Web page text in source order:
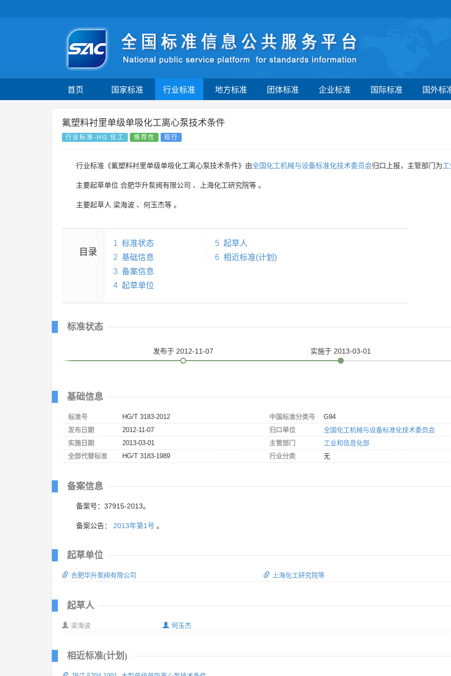
首页 国家标准 行业标准 地方标准 团体标准 企业标准 国际标准 国外标
氟塑料衬里单级单吸化工离心泵技术条件
行业标准-HG 化工 推荐性 现行
行业标准《氟塑料衬里单级单吸化工离心泵技术条件》由全国化工机械与设备标准化技术委员会归口上报，主管部门为
主要起草单位 合肥华升泵阀有限公司 、 上海化工研究院等 。
主要起草人 梁海波 、 何玉杰等 。
目录
1 标准状态
2 基础信息
3 备案信息
4 起草单位
5 起草人
6 相近标准(计划)
标准状态
发布于 2012-11-07 实施于 2013-03-01
基础信息
标准号
HG/T 3183-2012
发布日期
2012-11-07
实施日期
2013-03-01
全部代替标准
HG/T 3183-1989
中国标准分类号
G94
归口单位
全国化工机械与设备标准化技术委员会
主管部门
工业和信息化部
行业分类
无
备案信息
备案号：37915-2013。
备案公告： 2013年第1号 。
起草单位
合肥华升泵阀有限公司 上海化工研究院等
起草人
梁海波 何玉杰
相近标准(计划)